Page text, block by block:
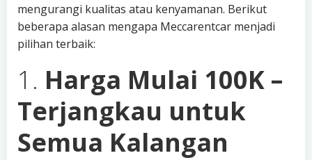
mengurangi kualitas atau kenyamanan. Berikut
beberapa alasan mengapa Meccarentcar menjadi
pilihan terbaik:
1. Harga Mulai 100K –
Terjangkau untuk
Semua Kalangan